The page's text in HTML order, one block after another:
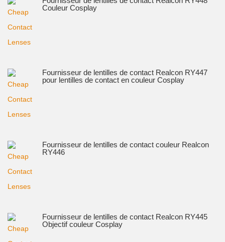
Couleur Cosplay
Fournisseur de lentilles de contact Realcon RY447
pour lentilles de contact en couleur Cosplay
Fournisseur de lentilles de contact couleur Realcon
RY446
Fournisseur de lentilles de contact Realcon RY445
Objectif couleur Cosplay